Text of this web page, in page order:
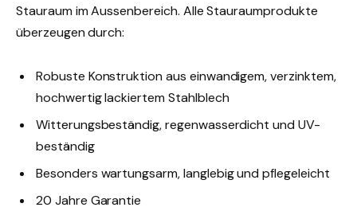
Stauraum im Aussenbereich. Alle Stauraumprodukte
überzeugen durch:
Robuste Konstruktion aus einwandigem, verzinktem,
hochwertig lackiertem Stahlblech
Witterungsbeständig, regenwasserdicht und UV-
beständig
Besonders wartungsarm, langlebig und pflegeleicht
20 Jahre Garantie